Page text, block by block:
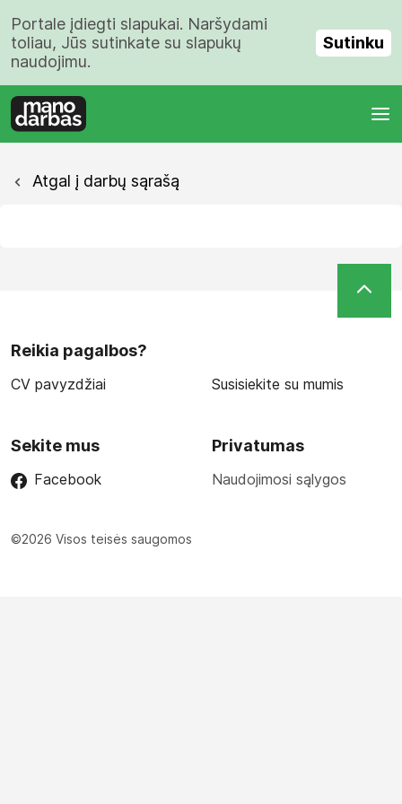
Portale įdiegti slapukai. Naršydami
toliau, Jūs sutinkate su slapukų
naudojimu.
Sutinku
Atgal į darbų sąrašą
Reikia pagalbos?
CV pavyzdžiai Susisiekite su mumis
Sekite mus
Facebook
Privatumas
Naudojimosi sąlygos
©2026 Visos teisės saugomos